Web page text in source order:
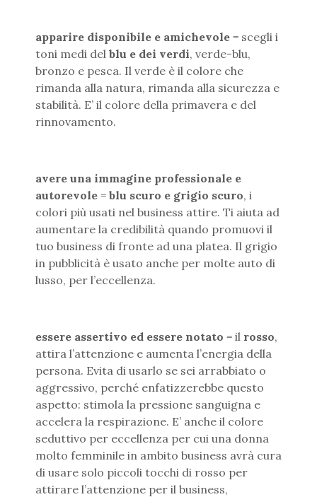
apparire disponibile e amichevole = scegli i
toni medi del blu e dei verdi, verde-blu,
bronzo e pesca. Il verde è il colore che
rimanda alla natura, rimanda alla sicurezza e
stabilità. E’ il colore della primavera e del
rinnovamento.
avere una immagine professionale e
autorevole = blu scuro e grigio scuro, i
colori più usati nel business attire. Ti aiuta ad
aumentare la credibilità quando promuovi il
tuo business di fronte ad una platea. Il grigio
in pubblicità è usato anche per molte auto di
lusso, per l’eccellenza.
essere assertivo ed essere notato = il rosso,
attira l’attenzione e aumenta l’energia della
persona. Evita di usarlo se sei arrabbiato o
aggressivo, perché enfatizzerebbe questo
aspetto: stimola la pressione sanguigna e
accelera la respirazione. E’ anche il colore
seduttivo per eccellenza per cui una donna
molto femminile in ambito business avrà cura
di usare solo piccoli tocchi di rosso per
attirare l’attenzione per il business,